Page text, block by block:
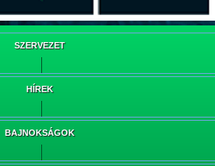
SZERVEZET
HÍREK
BAJNOKSÁGOK